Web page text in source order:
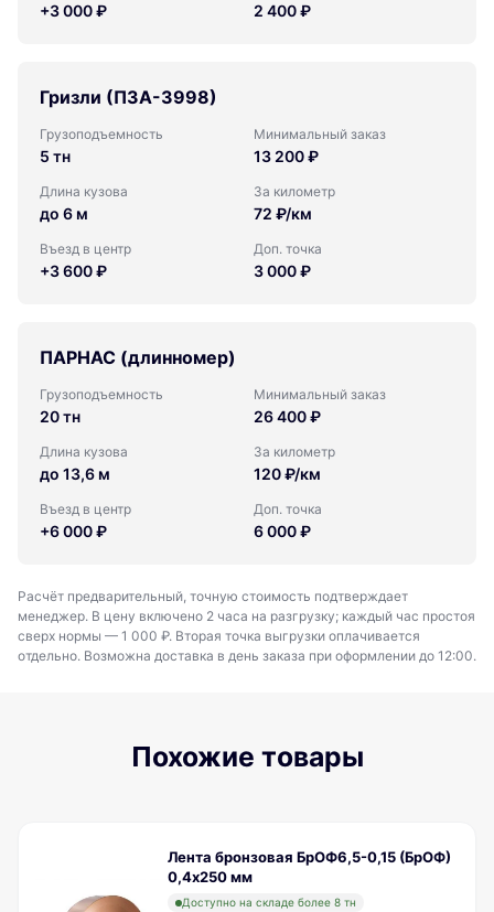
+3 000 ₽ 2 400 ₽
Гризли (ПЗА-3998)
Грузоподъемность
5 тн
Минимальный заказ
13 200 ₽
Длина кузова
до 6 м
За километр
72 ₽/км
Въезд в центр
+3 600 ₽
Доп. точка
3 000 ₽
ПАРНАС (длинномер)
Грузоподъемность
20 тн
Минимальный заказ
26 400 ₽
Длина кузова
до 13,6 м
За километр
120 ₽/км
Въезд в центр
+6 000 ₽
Доп. точка
6 000 ₽
Расчёт предварительный, точную стоимость подтверждает
менеджер. В цену включено 2 часа на разгрузку; каждый час простоя
сверх нормы — 1 000 ₽. Вторая точка выгрузки оплачивается
отдельно. Возможна доставка в день заказа при оформлении до 12:00.
Похожие товары
Лента бронзовая БрОФ6,5-0,15 (БрОФ)
0,4х250 мм
Доступно на складе более 8 тн